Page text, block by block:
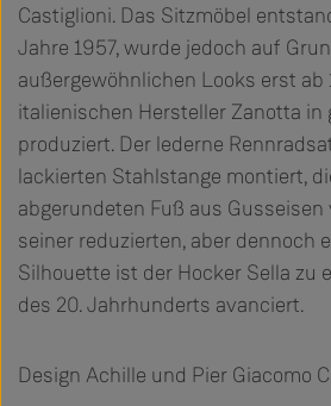
Castiglioni. Das Sitzmöbel
Jahre 1957, wurde jedoch auf
außergewöhnlichen Looks erst ab
italienischen Hersteller Zanotta in
produziert. Der lederne
lackierten Stahlstange montiert,
abgerundeten Fuß aus
seiner reduzierten, aber dennoch
Silhouette ist der Hocker Sella zu
des 20. Jahrhunderts avanciert.
Design Achille und Pier Giacomo